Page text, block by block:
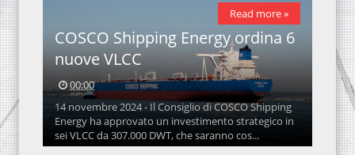
COSCO Shipping Energy ordina 6
nuove VLCC
00:00
14 novembre 2024 - Il Consiglio di COSCO Shipping
Energy ha approvato un investimento strategico in
sei VLCC da 307.000 DWT, che saranno cos...
Read more »